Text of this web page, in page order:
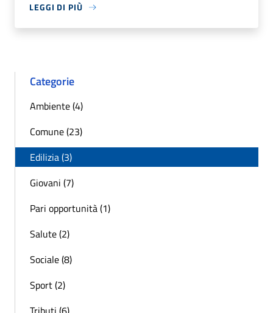
LEGGI DI PIÙ
Categorie
Ambiente (4)
Comune (23)
Edilizia (3)
Giovani (7)
Pari opportunità (1)
Salute (2)
Sociale (8)
Sport (2)